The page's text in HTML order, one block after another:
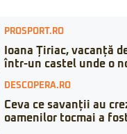
PROSPORT.RO
Ioana Țiriac, vacanță
într-un castel unde o
DESCOPERA.RO
Ceva ce savanții au
oamenilor tocmai a